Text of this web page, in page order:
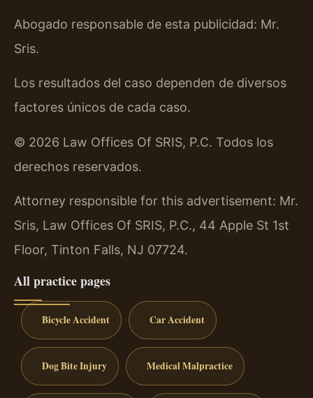
Abogado responsable de esta publicidad: Mr.
Sris.
Los resultados del caso dependen de diversos
factores únicos de cada caso.
© 2026 Law Offices Of SRIS, P.C. Todos los
derechos reservados.
Attorney responsible for this advertisement: Mr.
Sris, Law Offices Of SRIS, P.C., 44 Apple St 1st
Floor, Tinton Falls, NJ 07724.
All practice pages
Bicycle Accident Car Accident
Dog Bite Injury Medical Malpractice